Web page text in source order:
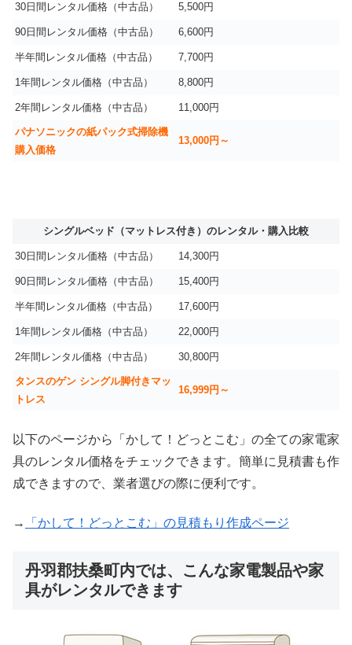
30日間レンタル価格（中古品） 5,500円
90日間レンタル価格（中古品） 6,600円
半年間レンタル価格（中古品） 7,700円
1年間レンタル価格（中古品） 8,800円
2年間レンタル価格（中古品） 11,000円
パナソニックの紙パック式掃除機
購入価格
13,000円～
シングルベッド（マットレス付き）のレンタル・購入比較
30日間レンタル価格（中古品） 14,300円
90日間レンタル価格（中古品） 15,400円
半年間レンタル価格（中古品） 17,600円
1年間レンタル価格（中古品） 22,000円
2年間レンタル価格（中古品） 30,800円
タンスのゲン シングル脚付きマッ
トレス
16,999円～
以下のページから「かして！どっとこむ」の全ての家電家
具のレンタル価格をチェックできます。簡単に見積書も作
成できますので、業者選びの際に便利です。
→ 「かして！どっとこむ」の見積もり作成ページ
丹羽郡扶桑町内では、こんな家電製品や家
具がレンタルできます